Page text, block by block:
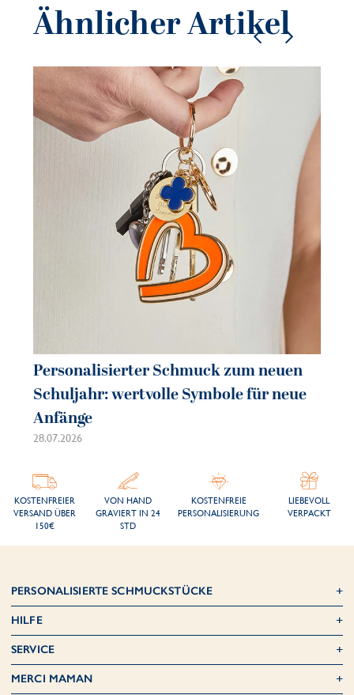
Ähnlicher Artikel
Personalisierter Schmuck zum neuen
Schuljahr: wertvolle Symbole für neue
Anfänge
28.07.2026
KOSTENFREIER
VERSAND ÜBER
150€
VON HAND
GRAVIERT IN 24
STD
KOSTENFREIE
PERSONALISIERUNG
LIEBEVOLL
VERPACKT
PERSONALISIERTE SCHMUCKSTÜCKE
HILFE
SERVICE
MERCI MAMAN